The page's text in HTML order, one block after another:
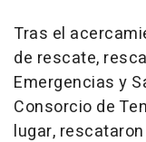
Tras el
de rescate,
Emergencias y
Consorcio de
lugar,